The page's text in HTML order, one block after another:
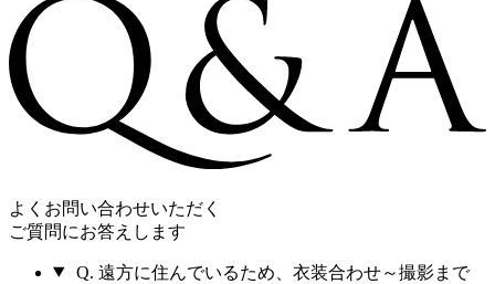
よくお問い合わせいただく
ご質問にお答えします
Q. 遠方に住んでいるため、衣装合わせ～撮影まで